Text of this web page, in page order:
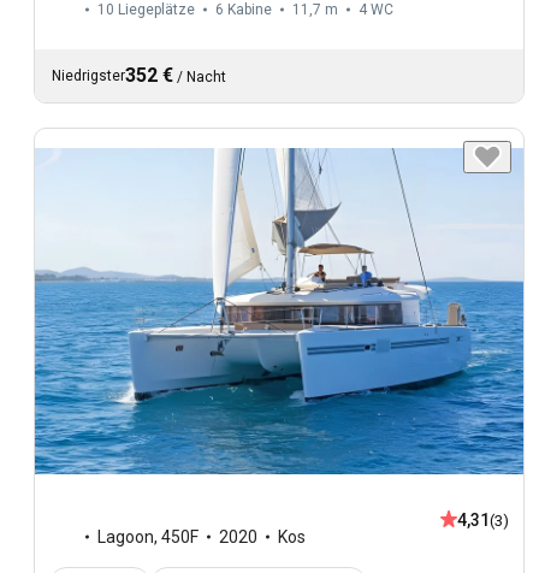
10 Liegeplätze 6 Kabine 11,7 m 4 WC
Niedrigster352 € / Nacht
Lagoon, 450F 2020 Kos
4,31 (3)